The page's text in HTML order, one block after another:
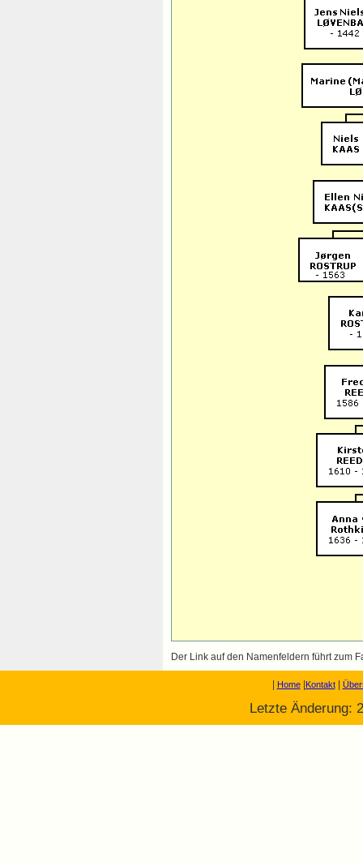
Der Link auf den Namenfeldern führt zum
Home| Kontakt|
Letzte Änderung: